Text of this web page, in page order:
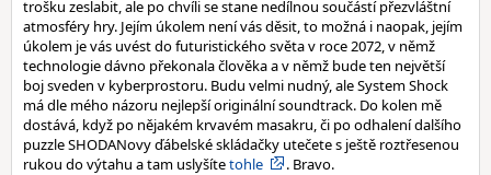
trošku zeslabit, ale po chvíli se stane nedílnou součástí přezvláštní
atmosféry hry. Jejím úkolem není vás děsit, to možná i naopak, jejím
úkolem je vás uvést do futuristického světa v roce 2072, v němž
technologie dávno překonala člověka a v němž bude ten největší
boj sveden v kyberprostoru. Budu velmi nudný, ale System Shock
má dle mého názoru nejlepší originální soundtrack. Do kolen mě
dostává, když po nějakém krvavém masakru, či po odhalení dalšího
puzzle SHODANovy ďábelské skládačky utečete s ještě roztřesenou
rukou do výtahu a tam uslyšítetohle
. Bravo.